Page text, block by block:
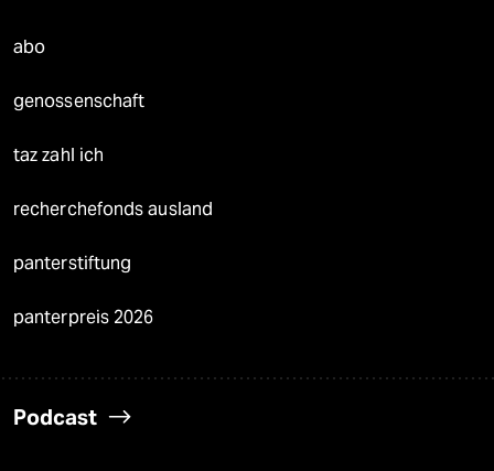
abo
genossenschaft
taz zahl ich
recherchefonds ausland
panterstiftung
panterpreis 2026
Podcast